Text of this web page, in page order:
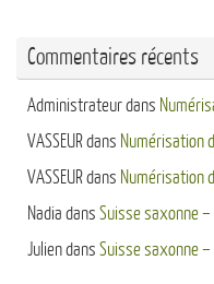
Commentaires récents
Administrateurdans
VASSEURdans Numérisation
VASSEURdans Numérisation
Nadia dans Suisse saxonne –
Juliendans Suisse saxonne –